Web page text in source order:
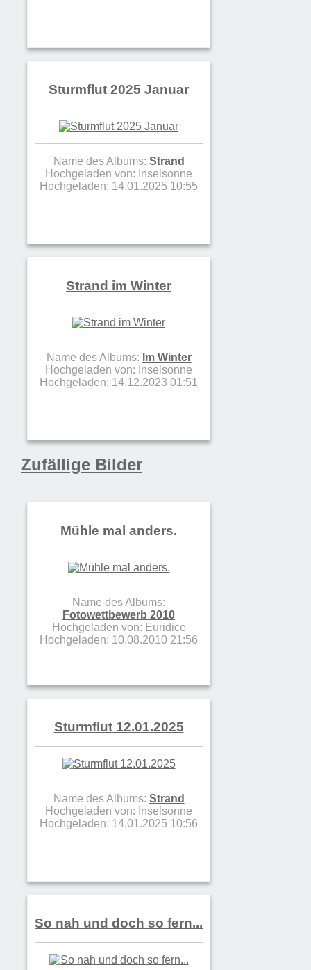
Sturmflut 2025 Januar
Name des Albums: Strand
Hochgeladen von: Inselsonne
Hochgeladen: 14.01.2025 10:55
Strand im Winter
Name des Albums: Im Winter
Hochgeladen von: Inselsonne
Hochgeladen: 14.12.2023 01:51
Zufällige Bilder
Mühle mal anders.
Name des Albums:
Fotowettbewerb 2010
Hochgeladen von: Euridice
Hochgeladen: 10.08.2010 21:56
Sturmflut 12.01.2025
Name des Albums: Strand
Hochgeladen von: Inselsonne
Hochgeladen: 14.01.2025 10:56
So nah und doch so fern...